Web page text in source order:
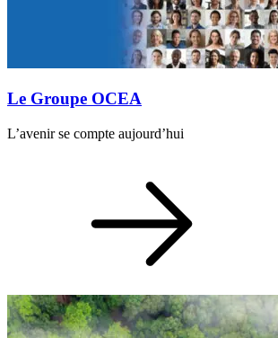
Le Groupe OCEA
L’avenir se compte aujourd’hui